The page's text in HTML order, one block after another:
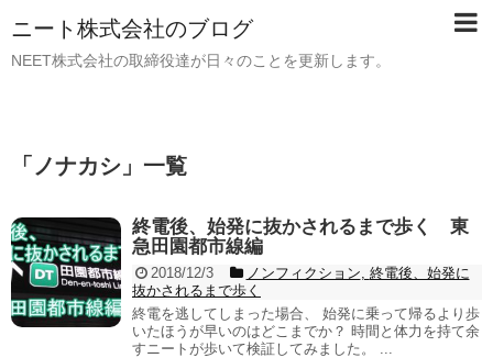
ニート株式会社のブログ
NEET株式会社の取締役達が日々のことを更新します。
「 ノナカシ 」 一覧
終電後、始発に抜かされるまで歩く 東
急田園都市線編
2018/12/3 ノンフィクション 終電後、始発に
抜かされるまで歩く
終電を逃してしまった場合、 始発に乗って帰るより歩
いたほうが早いのはどこまでか？ 時間と体力を持て余
すニートが歩いて検証してみました。 ...